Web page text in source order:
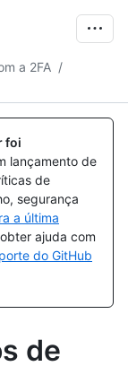
a 2FA /
foi
lançamento de
de
segurança
a última
ajuda com
do GitHub
de